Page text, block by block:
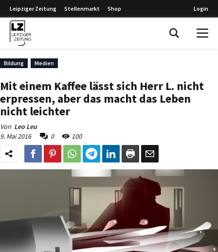
Leipziger Zeitung Stellenmarkt Shop Login
Bildung Medien
Mit einem Kaffee lässt sich Herr L. nicht
erpressen, aber das macht das Leben
nicht leichter
Von Leo Leu
9. Mai 2016
0 100